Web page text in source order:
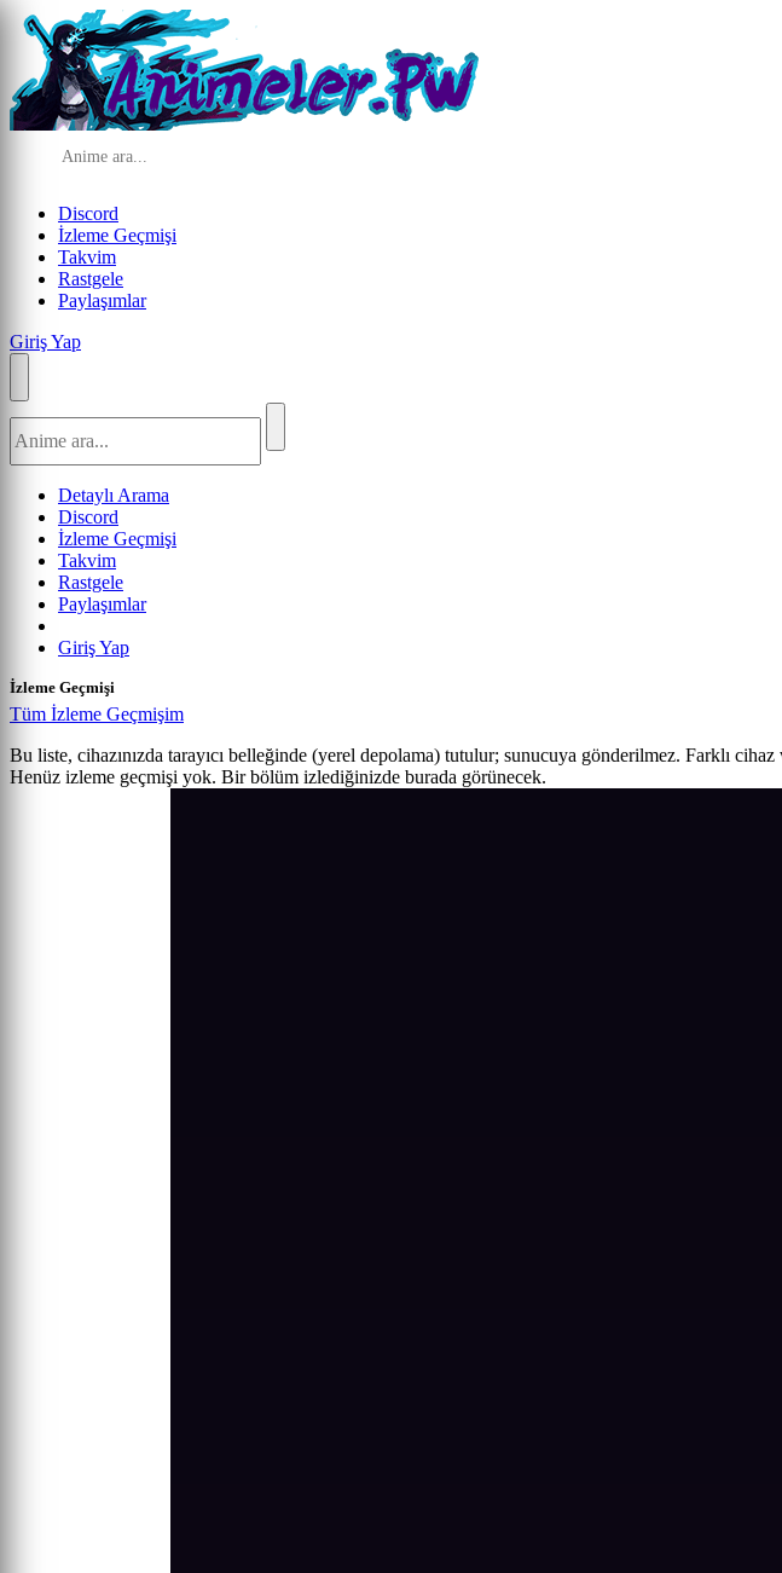
Discord
İzleme Geçmişi
Takvim
Rastgele
Paylaşımlar
Giriş Yap
Detaylı Arama
Discord
İzleme Geçmişi
Takvim
Rastgele
Paylaşımlar
Giriş Yap
İzleme Geçmişi
Tüm İzleme Geçmişim
Bu liste, cihazınızda tarayıcı belleğinde (yerel depolama) tutulur; sunucuya gönderilmez. Farklı cihaz
Henüz izleme geçmişi yok. Bir bölüm izlediğinizde burada görünecek.